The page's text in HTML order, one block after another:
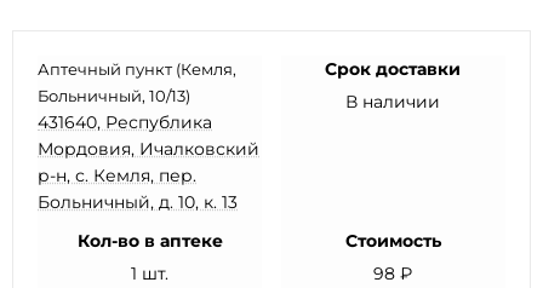
Аптечный пункт (Кемля,
Больничный, 10/13)
431640, Республика
Мордовия, Ичалковский
р-н, с. Кемля, пер.
Больничный, д. 10, к. 13
Срок доставки
В наличии
Кол-во в аптеке
1 шт.
Стоимость
98 ₽